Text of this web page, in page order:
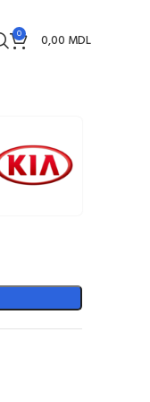
0 0,00 MDL